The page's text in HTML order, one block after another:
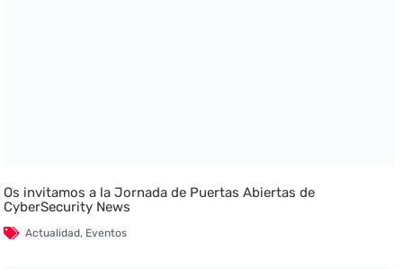
Os invitamos a la Jornada de Puertas Abiertas de
CyberSecurity News
Actualidad, Eventos